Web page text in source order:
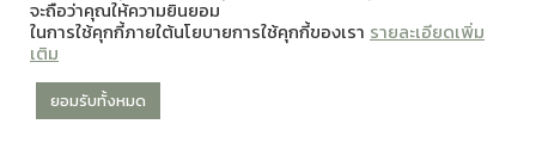
จะถือว่าคุณให้ความยินยอม
ในการใช้คุกกี้ภายใต้นโยบายการใช้คุกกี้ของเรา รายละเอียดเพิ่ม
เติม
ยอมรับทั้งหมด